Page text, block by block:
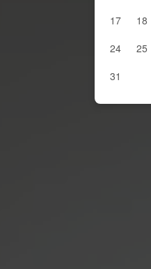
17
18
24
25
31